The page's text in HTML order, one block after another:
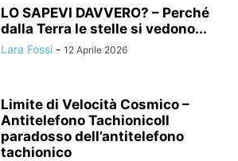
LO SAPEVI DAVVERO? – Perché
dalla Terra le stelle si vedono...
Lara Fossi - 12 Aprile 2026
Limite di Velocità Cosmico –
Antitelefono TachionicoIl
paradosso dell’antitelefono
tachionico